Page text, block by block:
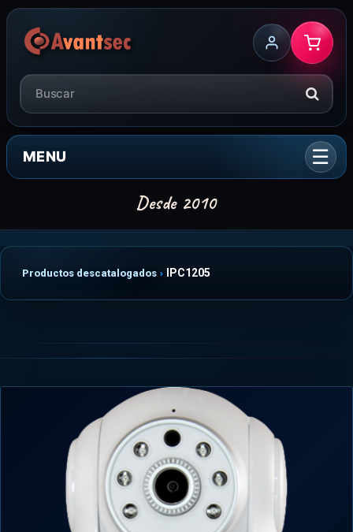
MENU
Productos descatalogados IPC1205